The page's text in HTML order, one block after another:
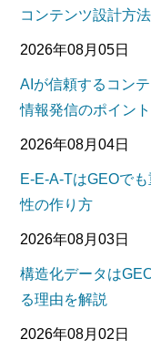
コンテンツ設計方法
2026年08月05日
AIが信頼するコン
情報発信のポイント
2026年08月04日
E-E-A-TはGEOで
性の作り方
2026年08月03日
構造化データは
る理由を解説
2026年08月02日